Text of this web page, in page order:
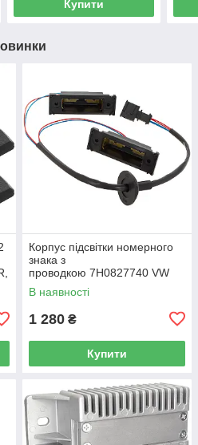
Купити
Корпус підсвітки номерного
знака з
проводкою 7H0827740 VW
Caddy III (2K) 2004-2015
/ Caddy IV (SA) 2016-
В наявності
1 280 ₴
Купити